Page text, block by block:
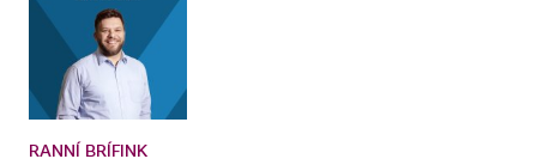
RANNÍ BRÍFINK